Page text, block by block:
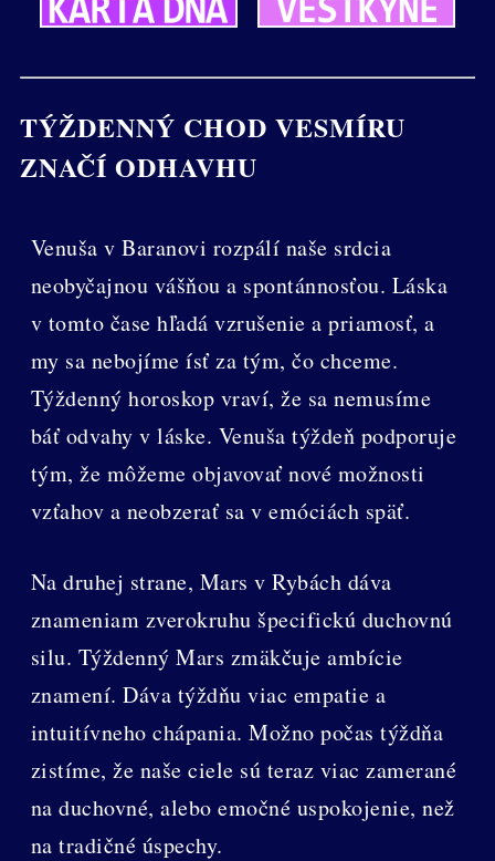
TÝŽDENNÝ CHOD VESMÍRU
ZNAČÍ ODHAVHU
Venuša v Baranovi rozpálí naše srdcia
neobyčajnou vášňou a spontánnosťou. Láska
v tomto čase hľadá vzrušenie a priamosť, a
my sa nebojíme ísť za tým, čo chceme.
Týždenný horoskop vraví, že sa nemusíme
báť odvahy v láske. Venuša týždeň podporuje
tým, že môžeme objavovať nové možnosti
vzťahov a neobzerať sa v emóciách späť.
Na druhej strane, Mars v Rybách dáva
znameniam zverokruhu špecifickú duchovnú
silu. Týždenný Mars zmäkčuje ambície
znamení. Dáva týždňu viac empatie a
intuitívneho chápania. Možno počas týždňa
zistíme, že naše ciele sú teraz viac zamerané
na duchovné, alebo emočné uspokojenie, než
na tradičné úspechy.